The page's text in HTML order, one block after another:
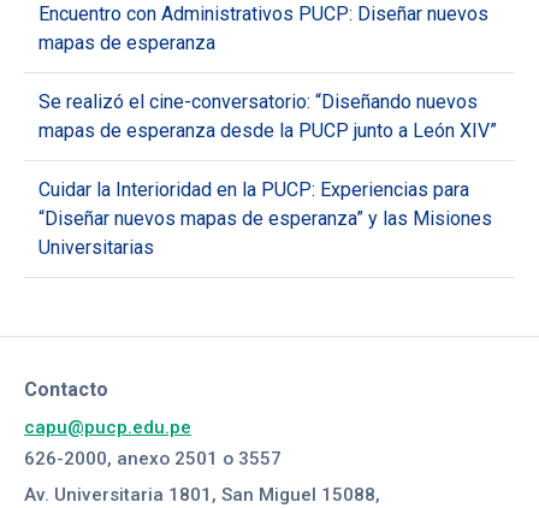
Encuentro con Administrativos PUCP: Diseñar nuevos
mapas de esperanza
Se realizó el cine-conversatorio: “Diseñando nuevos
mapas de esperanza desde la PUCP junto a León XIV”
Cuidar la Interioridad en la PUCP: Experiencias para
“Diseñar nuevos mapas de esperanza” y las Misiones
Universitarias
Contacto
capu@pucp.edu.pe
626-2000, anexo 2501 o 3557
Av. Universitaria 1801, San Miguel 15088,